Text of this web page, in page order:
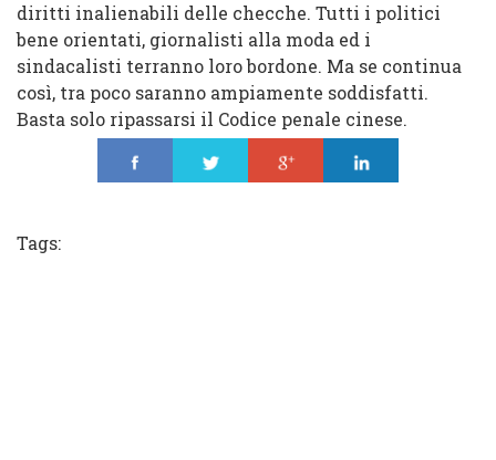
diritti inalienabili delle checche. Tutti i politici
bene orientati, giornalisti alla moda ed i
sindacalisti terranno loro bordone. Ma se continua
così, tra poco saranno ampiamente soddisfatti.
Basta solo ripassarsi il Codice penale cinese.
Tags: